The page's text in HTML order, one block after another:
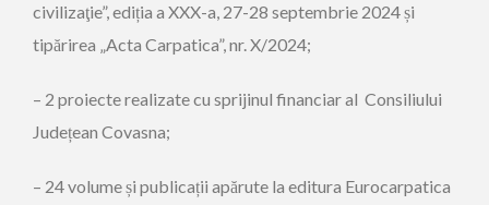
civilizaţie”, ediția a XXX-a, 27-28 septembrie 2024 și
tipărirea „Acta Carpatica”, nr. X/2024;
– 2 proiecte realizate cu sprijinul financiar al Consiliului
Județean Covasna;
– 24 volume și publicații apărute la editura Eurocarpatica